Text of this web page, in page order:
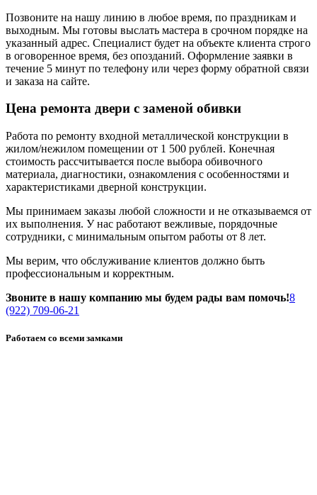
Позвоните на нашу линию в любое время, по праздникам и
выходным. Мы готовы выслать мастера в срочном порядке на
указанный адрес. Специалист будет на объекте клиента строго
в оговоренное время, без опозданий. Оформление заявки в
течение 5 минут по телефону или через форму обратной связи
и заказа на сайте.
Цена ремонта двери с заменой обивки
Работа по ремонту входной металлической конструкции в
жилом/нежилом помещении от 1 500 рублей. Конечная
стоимость рассчитывается после выбора обивочного
материала, диагностики, ознакомления с особенностями и
характеристиками дверной конструкции.
Мы принимаем заказы любой сложности и не отказываемся от
их выполнения. У нас работают вежливые, порядочные
сотрудники, с минимальным опытом работы от 8 лет.
Мы верим, что обслуживание клиентов должно быть
профессиональным и корректным.
Звоните в нашу компанию мы будем рады вам помочь!8
(922) 709-06-21
Работаем со всеми замками